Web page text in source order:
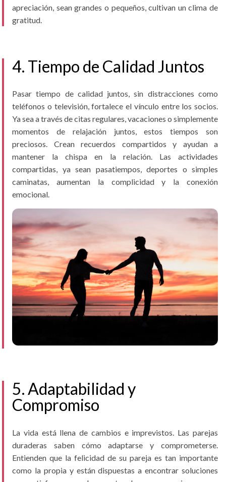
apreciación, sean grandes o pequeños, cultivan un clima de
gratitud.
4. Tiempo de Calidad Juntos
Pasar tiempo de calidad juntos, sin distracciones como
teléfonos o televisión, fortalece el vínculo entre los socios.
Ya sea a través de citas regulares, vacaciones o simplemente
momentos de relajación juntos, estos tiempos son
preciosos. Crean recuerdos compartidos y ayudan a
mantener la chispa en la relación. Las actividades
compartidas, ya sean pasatiempos, deportes o simples
caminatas, aumentan la complicidad y la conexión
emocional.
5. Adaptabilidad y
Compromiso
La vida está llena de cambios e imprevistos. Las parejas
duraderas saben cómo adaptarse y comprometerse.
Entienden que la felicidad de su pareja es tan importante
como la propia y están dispuestas a encontrar soluciones